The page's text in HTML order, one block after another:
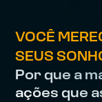
VOCÊ
SEUS
Por que a
ações que